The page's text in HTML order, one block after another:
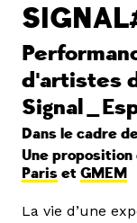
d'artistes
Dans le cadre
Une proposition
Paris et GMEM
La vie d’une